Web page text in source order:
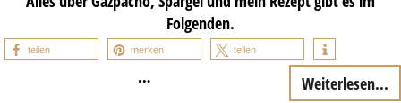
Folgenden.
teilen merken teilen
… Weiterlesen...